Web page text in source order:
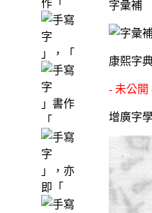
作「
」，「
」書作
「
」，亦
即「
字彙補
康熙字
- 未公開
增廣字